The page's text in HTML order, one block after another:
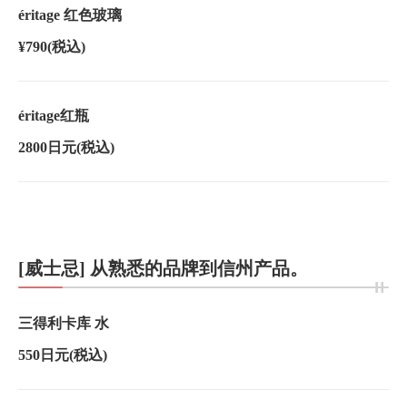
éritage 红色玻璃
¥790(税込)
éritage红瓶
2800日元(税込)
[威士忌] 从熟悉的品牌到信州产品。
三得利卡库 水
550日元(税込)